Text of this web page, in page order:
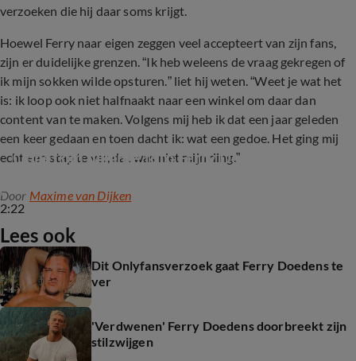
verzoeken die hij daar soms krijgt.
Hoewel Ferry naar eigen zeggen veel accepteert van zijn fans,
zijn er duidelijke grenzen. “Ik heb weleens de vraag gekregen of
ik mijn sokken wilde opsturen.” liet hij weten. “Weet je wat het
is: ik loop ook niet halfnaakt naar een winkel om daar dan
content van te maken. Volgens mij heb ik dat een jaar geleden
een keer gedaan en toen dacht ik: wat een gedoe. Het ging mij
echt een stap te ver, dat was niet mijn ding.”
2:22
Ophef om pikante foto Ferry Doedens
Door Maxime van Dijken
Lees ook
Dit Onlyfansverzoek gaat Ferry Doedens te
ver
'Verdwenen' Ferry Doedens doorbreekt zijn
stilzwijgen